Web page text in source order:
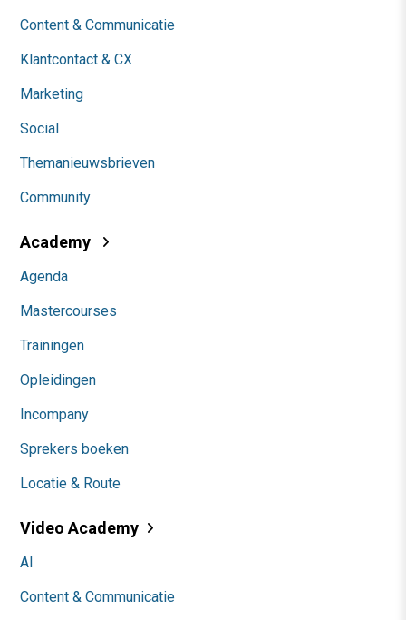
Content & Communicatie
Klantcontact & CX
Marketing
Social
Themanieuwsbrieven
Community
Academy
Agenda
Mastercourses
Trainingen
Opleidingen
Incompany
Sprekers boeken
Locatie & Route
Video Academy
AI
Content & Communicatie